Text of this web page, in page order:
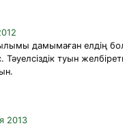
дамымаған елдің
Тәуелсіздік туын
2013